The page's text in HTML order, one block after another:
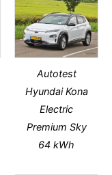
Autotest
Hyundai Kona
Electric
Premium Sky
64 kWh